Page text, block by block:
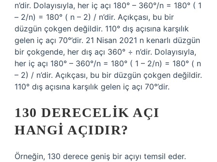
n’dir. Dolayısıyla, her iç açı 180° – 360°/n = 180° ( 1
– 2/n) = 180° ( n – 2) / n’dir. Açıkçası, bu bir
düzgün çokgen değildir. 110° dış açısına karşılık
gelen iç açı 70°’dir. 21 Nisan 2021 n kenarlı düzgün
bir çokgende, her dış açı 360° ÷ n’dir. Dolayısıyla,
her iç açı 180° – 360°/n = 180° ( 1 – 2/n) = 180° ( n
– 2) / n’dir. Açıkçası, bu bir düzgün çokgen değildir.
110° dış açısına karşılık gelen iç açı 70°’dir.
130 DERECELIK AÇI
HANGI AÇIDIR?
Örneğin, 130 derece geniş bir açıyı temsil eder.